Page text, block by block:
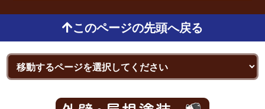
このページの先頭へ戻る